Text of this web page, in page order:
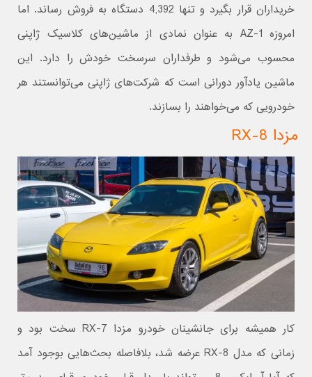
خریداران قرار بگیرد و تنها 4,392 دستگاه به فروش رساند. اما
امروزه AZ-1 به عنوان نمادی از ماشین‌های کلاسیک ژاپنی
محسوب می‌شود و طرفداران سرسخت خودش را دارد. این
ماشین یادآور دورانی است که شرکت‌های ژاپنی می‌توانستند هر
خودرویی که می‌خواهند را بسازند.
مزدا RX-8
کار همیشه برای جانشینان خودرو مزدا RX-7 سخت بود و
زمانی که مدل RX-8 عرضه شد، بلافاصله بحث‌هایی بوجود آمد